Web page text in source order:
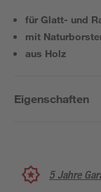
für Glatt- und
mit
aus Holz
Eigenschaften
5 Jahre